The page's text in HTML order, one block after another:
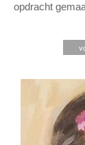
opdracht